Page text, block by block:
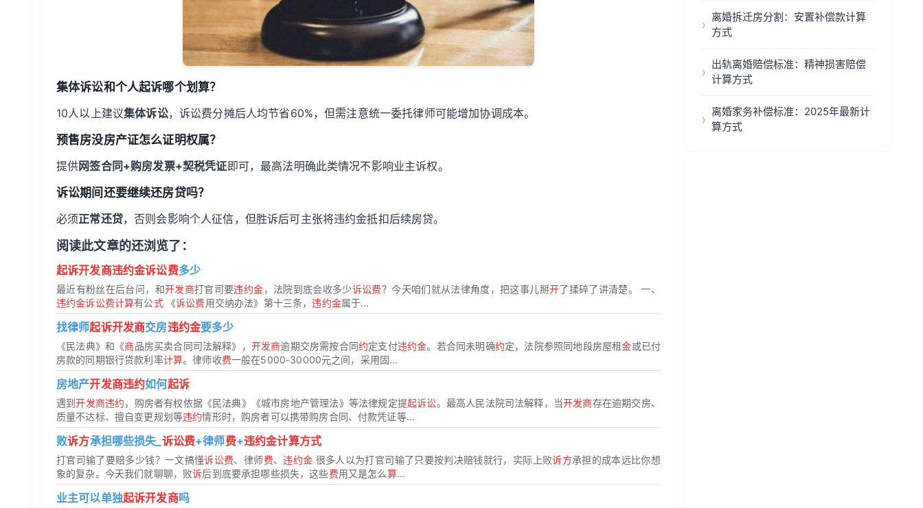
集体诉讼和个人起诉哪个划算？
10人以上建议集体诉讼，诉讼费分摊后人均节省60%，但需注意统一委托律师可能增加协调成本。
预售房没房产证怎么证明权属？
提供网签合同+购房发票+契税凭证即可，最高法明确此类情况不影响业主诉权。
诉讼期间还要继续还房贷吗？
必须正常还贷，否则会影响个人征信，但胜诉后可主张将违约金抵扣后续房贷。
阅读此文章的还浏览了：
起诉开发商违约金诉讼费多少
最近有粉丝在后台问，和开发商打官司要违约金，法院到底会收多少诉讼费？今天咱们就从法律角度，把这事儿掰开了揉碎了讲清楚。 一、
违约金诉讼费计算有公式《诉讼费用交纳办法》第十三条，违约金属于...
找律师起诉开发商交房违约金要多少
《民法典》和《商品房买卖合同司法解释》， 开发商逾期交房需按合同约定支付违约金。若合同未明确约定，法院参照同地段房屋租金或已付
房款的同期银行贷款利率计算。律师收费一般在5000-30000元之间，采用固...
房地产开发商违约如何起诉
遇到开发商违约，购房者有权依据《民法典》《城市房地产管理法》等法律规定提起诉讼。最高人民法院司法解释，当开发商存在逾期交房、
质量不达标、擅自变更规划等违约情形时，购房者可以携带购房合同、付款凭证等...
败诉方承担哪些损失_ 诉讼费+律师费+违约金计算方式
打官司输了要赔多少钱？一文搞懂诉讼费、律师费、违约金 很多人以为打官司输了只要按判决赔钱就行，实际上败诉方承担的成本远比你想
象的复杂。今天我们就聊聊，败诉后到底要承担哪些损失，这些费用又是怎么算...
业主可以单独起诉开发商吗
离婚拆迁房分割：安置补偿款计算
方式
出轨离婚赔偿标准：精神损害赔偿
计算方式
离婚家务补偿标准：2025年最新计
算方式